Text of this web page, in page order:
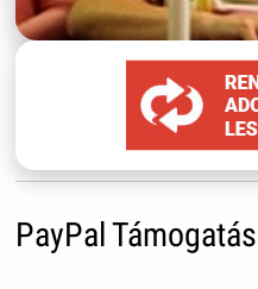
PayPal Támogatás